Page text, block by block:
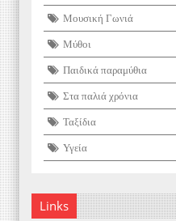
Μουσική Γωνιά
Μύθοι
Παιδικά παραμύθια
Στα παλιά χρόνια
Ταξίδια
Υγεία
Links